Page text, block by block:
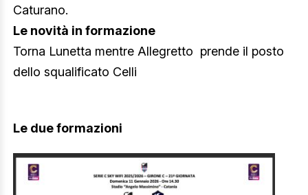
Caturano.
Le novità in formazione
Torna Lunetta mentre Allegretto prende il posto
dello squalificato Celli
Le due formazioni